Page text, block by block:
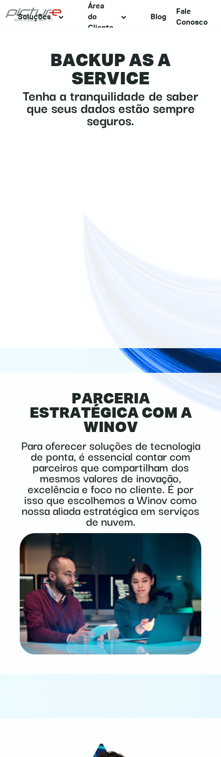
Soluções
Área
do
Cliente
Blog
Fale
Conosco
BACKUP AS A
SERVICE
Tenha a tranquilidade de saber
que seus dados estão sempre
seguros.
PARCERIA
ESTRATÉGICA COM A
WINOV
Para oferecer soluções de tecnologia
de ponta, é essencial contar com
parceiros que compartilham dos
mesmos valores de inovação,
excelência e foco no cliente. É por
isso que escolhemos a Winov como
nossa aliada estratégica em serviços
de nuvem.